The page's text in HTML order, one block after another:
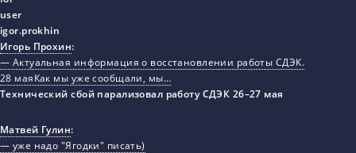
Игорь Прохин:
— Актуальная информация о восстановлении работы СДЭК.
28 маяКак мы уже сообщали, мы…
Технический сбой парализовал работу СДЭК 26–27 мая
Матвей Гулин:
— уже надо "Ягодки" писать)